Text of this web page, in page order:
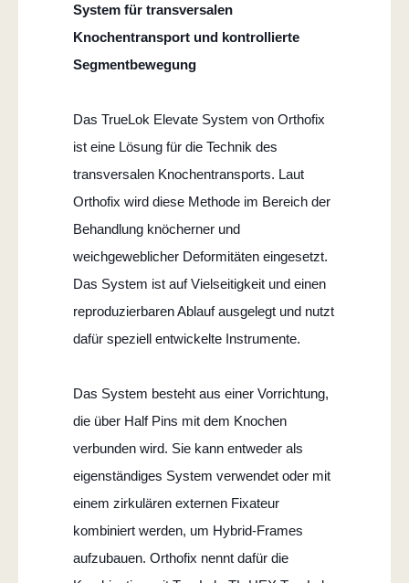
System für transversalen
Knochentransport und kontrollierte
Segmentbewegung
Das TrueLok Elevate System von Orthofix
ist eine Lösung für die Technik des
transversalen Knochentransports. Laut
Orthofix wird diese Methode im Bereich der
Behandlung knöcherner und
weichgeweblicher Deformitäten eingesetzt.
Das System ist auf Vielseitigkeit und einen
reproduzierbaren Ablauf ausgelegt und nutzt
dafür speziell entwickelte Instrumente.
Das System besteht aus einer Vorrichtung,
die über Half Pins mit dem Knochen
verbunden wird. Sie kann entweder als
eigenständiges System verwendet oder mit
einem zirkulären externen Fixateur
kombiniert werden, um Hybrid-Frames
aufzubauen. Orthofix nennt dafür die